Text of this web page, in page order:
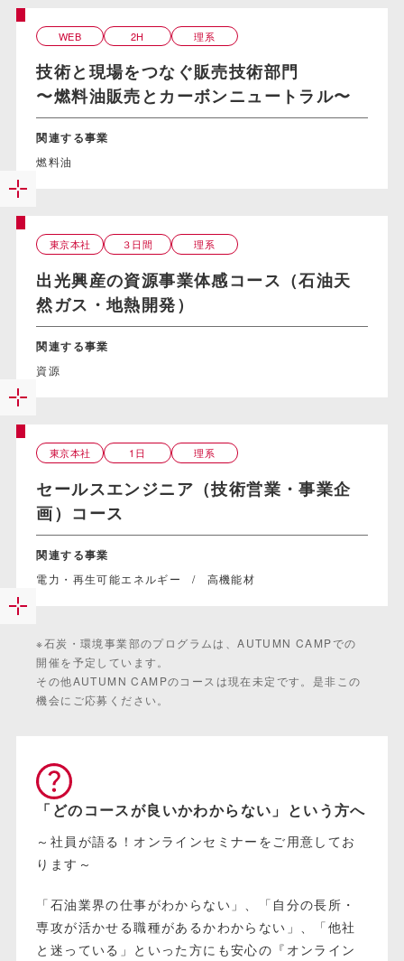
WEB 2H 理系
技術と現場をつなぐ販売技術部門
〜燃料油販売とカーボンニュートラル〜
関連する事業
燃料油
東京本社 ３日間 理系
出光興産の資源事業体感コース（石油天
然ガス・地熱開発）
関連する事業
資源
東京本社 1日 理系
セールスエンジニア（技術営業・事業企
画）コース
関連する事業
電力・再生可能エネルギー 高機能材
※石炭・環境事業部のプログラムは、AUTUMN CAMPでの
開催を予定しています。
その他AUTUMN CAMPのコースは現在未定です。是非この
機会にご応募ください。
「どのコースが良いかわからない」という方へ
～社員が語る！オンラインセミナーをご用意してお
ります～
「石油業界の仕事がわからない」、「自分の長所・
専攻が活かせる職種があるかわからない」、「他社
と迷っている」といった方にも安心の『オンライン